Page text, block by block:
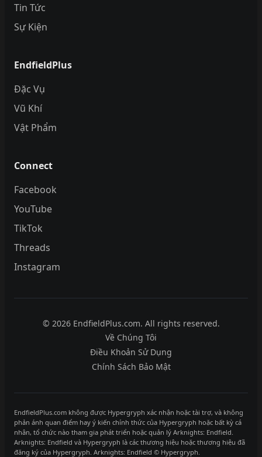
Tin Tức
Sự Kiện
EndfieldPlus
Đặc Vụ
Vũ Khí
Vật Phẩm
Connect
Facebook
YouTube
TikTok
Threads
Instagram
© 2026 EndfieldPlus.com. All rights reserved.
Về Chúng Tôi
Điều Khoản Sử Dụng
Chính Sách Bảo Mật
EndfieldPlus.com không được Hypergryph xác nhận hoặc tài trợ, và không
phản ánh quan điểm hay ý kiến chính thức của Hypergryph hoặc bất kỳ cá
nhân, tổ chức nào tham gia phát triển hoặc quản lý Arknights: Endfield.
Arknights: Endfield và Hypergryph là các thương hiệu hoặc thương hiệu đã
đăng ký của Hypergryph. Arknights: Endfield © Hypergryph.